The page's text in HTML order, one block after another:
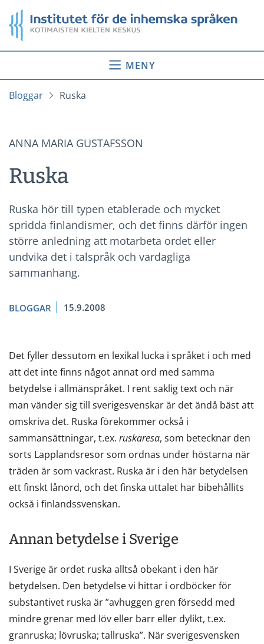
till
innehåll
Startsida
MENY
Bloggar Ruska
ANNA MARIA GUSTAFSSON
Ruska
Ruska hör till typen etablerade och mycket
spridda finlandismer, och det finns därför ingen
större anledning att motarbeta ordet eller
undvika det i talspråk och vardagliga
sammanhang.
BLOGGAR 15.9.2008
Det fyller dessutom en lexikal lucka i språket i och med
att det inte finns något annat ord med samma
betydelse i allmänspråket. I rent saklig text och när
man vänder sig till sverigesvenskar är det ändå bäst att
omskriva det. Ruska förekommer också i
sammansättningar, t.ex. ruskaresa, som betecknar den
sorts Lapplandsresor som ordnas under höstarna när
träden är som vackrast. Ruska är i den här betydelsen
ett finskt lånord, och det finska uttalet har bibehållits
också i finlandssvenskan.
Annan betydelse i Sverige
I Sverige är ordet ruska alltså obekant i den här
betydelsen. Den betydelse vi hittar i ordböcker för
substantivet ruska är ”avhuggen gren försedd med
mindre grenar med löv eller barr eller dylikt, t.ex.
granruska; lövruska; tallruska”. När sverigesvensken